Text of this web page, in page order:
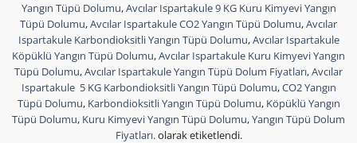
Yangın Tüpü Dolumu,Avcılar Ispartakule 9 KG Kuru Kimyevi Yangın
Tüpü Dolumu,Avcılar Ispartakule CO2 Yangın Tüpü Dolumu,Avcılar
Ispartakule Karbondioksitli Yangın Tüpü Dolumu,Avcılar Ispartakule
Köpüklü Yangın Tüpü Dolumu,Avcılar Ispartakule Kuru Kimyevi Yangın
Tüpü Dolumu,Avcılar Ispartakule Yangın Tüpü Dolum Fiyatları,Avcılar
Ispartakule 5 KG Karbondioksitli Yangın Tüpü Dolumu,CO2 Yangın
Tüpü Dolumu, Karbondioksitli Yangın Tüpü Dolumu, Köpüklü Yangın
Tüpü Dolumu, Kuru Kimyevi Yangın Tüpü Dolumu,Yangın Tüpü Dolum
Fiyatları.olarak etiketlendi.